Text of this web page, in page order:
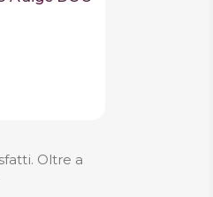
Oltre a